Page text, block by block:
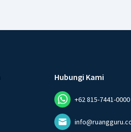
Hubungi Kami
+62 815-7441-0000